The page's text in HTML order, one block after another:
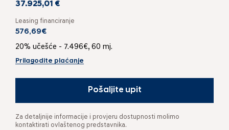
37.925,01 €
Leasing financiranje
576,69€
20% učešće - 7.496€, 60 mj.
Prilagodite plaćanje
Pošaljite upit
Za detaljnije informacije i provjeru dostupnosti molimo
kontaktirati ovlaštenog predstavnika.